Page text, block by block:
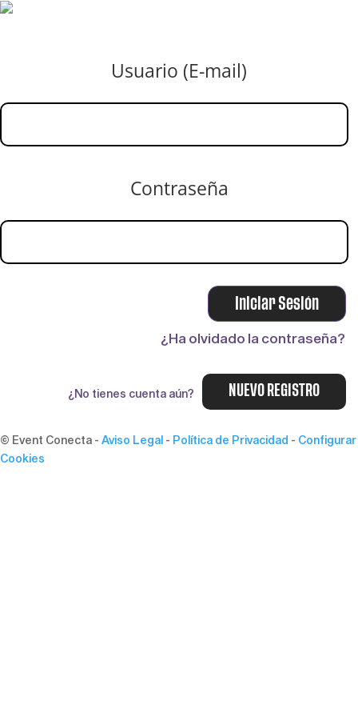
Usuario (E-mail)
Contraseña
¿Ha olvidado la contraseña?
NUEVO REGISTRO
¿No tienes cuenta aún?
© Event Conecta - Aviso Legal - Política de Privacidad - Configurar
Cookies